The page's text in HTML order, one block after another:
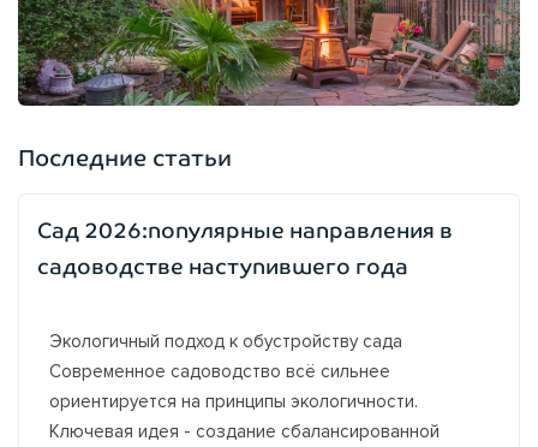
Последние статьи
Сад 2026:популярные направления в
садоводстве наступившего года
Экологичный подход к обустройству сада
Современное садоводство всё сильнее
ориентируется на принципы экологичности.
Ключевая идея - создание сбалансированной